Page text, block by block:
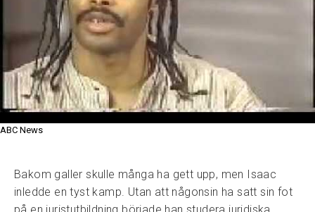
ABC News
Bakom galler skulle många ha gett upp, men Isaac
inledde en tyst kamp. Utan att någonsin ha satt sin fot